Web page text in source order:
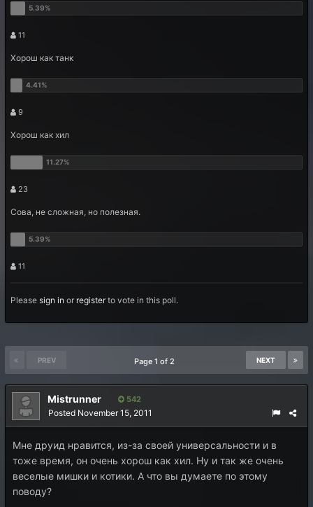
11
Хорош как танк
9
Хорош как хил
23
Сова, не сложная, но полезная.
11
Please sign in or registerto vote in this poll.
PREV NEXT
Page 1 of 2
Mistrunner 542
Posted November 15, 2011
Мне друид нравится, из-за своей универсальности и в
тоже время, он очень хорош как хил. Ну и так же очень
веселые мишки и котики. А что вы думаете по этому
поводу?